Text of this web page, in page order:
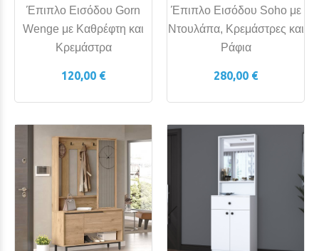
Έπιπλο Εισόδου Gorn
Wenge με Καθρέφτη και
Κρεμάστρα
120,00 €
Έπιπλο Εισόδου Soho με
Ντουλάπα, Κρεμάστρες και
Ράφια
280,00 €